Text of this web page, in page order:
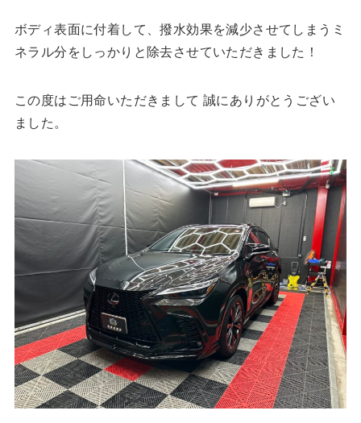
ボディ表面に付着して、撥水効果を減少させてしまうミ
ネラル分をしっかりと除去させていただきました！
この度はご用命いただきまして 誠にありがとうござい
ました。